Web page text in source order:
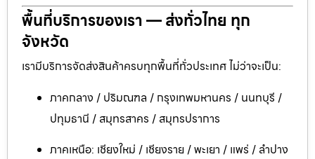
พื้นที่บริการของเรา — ส่งทั่วไทย ทุก
จังหวัด
เรามีบริการจัดส่งสินค้าครบทุกพื้นที่ทั่วประเทศ ไม่ว่าจะเป็น:
ภาคกลาง / ปริมณฑล / กรุงเทพมหานคร / นนทบุรี /
ปทุมธานี / สมุทรสาคร / สมุทรปราการ
ภาคเหนือ: เชียงใหม่ / เชียงราย / พะเยา / แพร่ / ลำปาง